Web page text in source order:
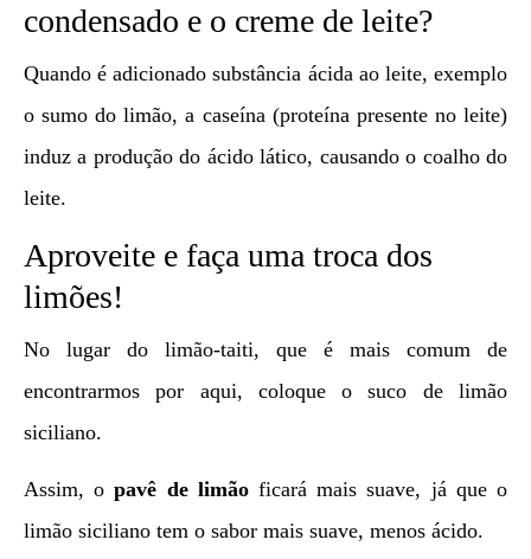
condensado e o creme de leite?
Quando é adicionado substância ácida ao leite, exemplo
o sumo do limão, a caseína (proteína presente no leite)
induz a produção do ácido lático, causando o coalho do
leite.
Aproveite e faça uma troca dos
limões!
No lugar do limão-taiti, que é mais comum de
encontrarmos por aqui, coloque o suco de limão
siciliano.
Assim, opavê de limãoficará mais suave, já que o
limão siciliano tem o sabor mais suave, menos ácido.